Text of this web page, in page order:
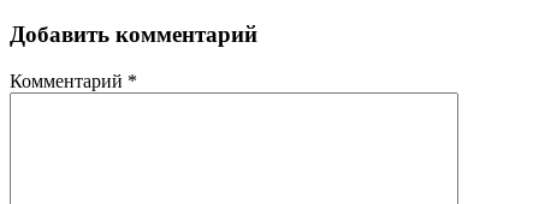
Добавить комментарий
Комментарий *